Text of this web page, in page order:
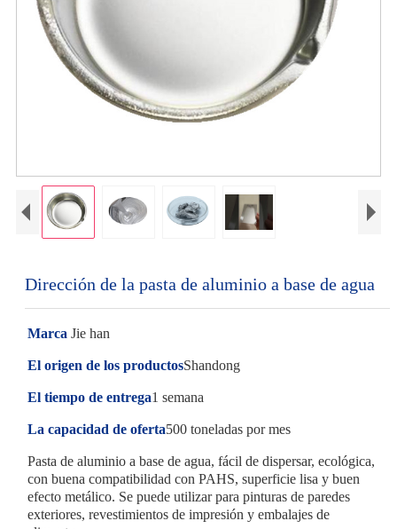
Dirección de la pasta de aluminio a base de agua
Marca Jie han
El origen de los productosShandong
El tiempo de entrega1 semana
La capacidad de oferta500 toneladas por mes
Pasta de aluminio a base de agua, fácil de dispersar, ecológica,
con buena compatibilidad con PAHS, superficie lisa y buen
efecto metálico. Se puede utilizar para pinturas de paredes
exteriores, revestimientos de impresión y embalajes de